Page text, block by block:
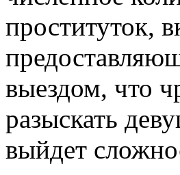
проституток,
выездом, что
разыскать
выйдет